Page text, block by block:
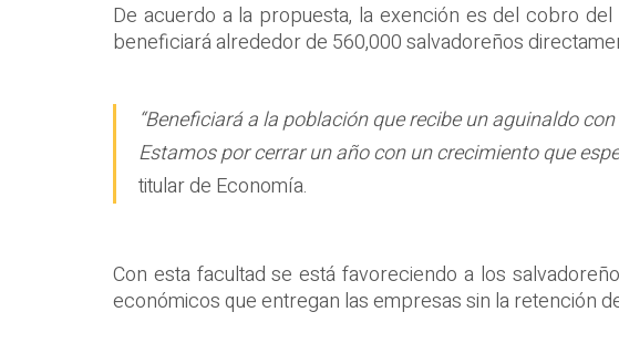
De acuerdo a la propuesta, la exención es del cobro
beneficiará alrededor de 560,000 salvadoreños
“Beneficiará a la población que recibe un aguinaldo
Estamos por cerrar un año con un crecimiento que
titular de Economía.
Con esta facultad se está favoreciendo a los
económicos que entregan las empresas sin la retención